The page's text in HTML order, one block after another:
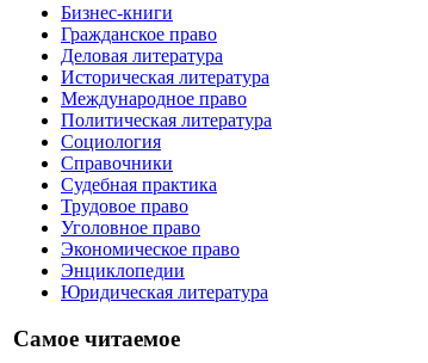
Бизнес-книги
Гражданское право
Деловая литература
Историческая литература
Международное право
Политическая литература
Социология
Справочники
Судебная практика
Трудовое право
Уголовное право
Экономическое право
Энциклопедии
Юридическая литература
Самое читаемое